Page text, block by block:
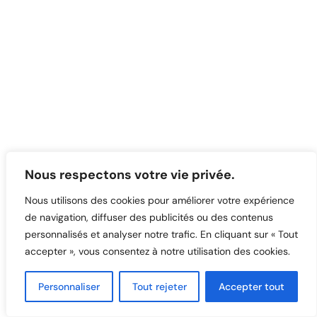
Nous respectons votre vie privée.
Nous utilisons des cookies pour améliorer votre expérience
de navigation, diffuser des publicités ou des contenus
personnalisés et analyser notre trafic. En cliquant sur « Tout
accepter », vous consentez à notre utilisation des cookies.
Personnaliser Tout rejeter Accepter tout